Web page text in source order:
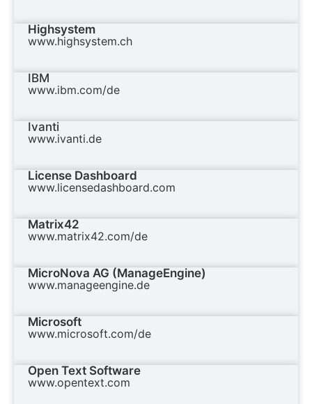
Highsystem
www.highsystem.ch
IBM
www.ibm.com/de
Ivanti
www.ivanti.de
License Dashboard
www.licensedashboard.com
Matrix42
www.matrix42.com/de
MicroNova AG (ManageEngine)
www.manageengine.de
Microsoft
www.microsoft.com/de
Open Text Software
www.opentext.com